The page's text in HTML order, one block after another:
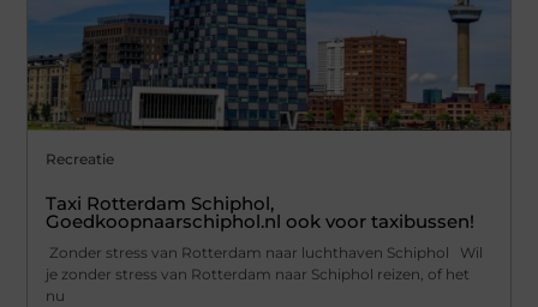
Recreatie
Taxi Rotterdam Schiphol,
Goedkoopnaarschiphol.nl ook voor taxibussen!
Zonder stress van Rotterdam naar luchthaven Schiphol Wil
je zonder stress van Rotterdam naar Schiphol reizen, of het
nu